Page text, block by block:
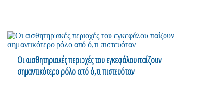
Οι αισθητηριακές περιοχές του εγκεφάλου παίζουν
σημαντικότερο ρόλο από ό,τι πιστευόταν